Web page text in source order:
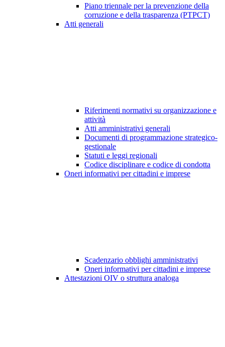
Piano triennale per la prevenzione della
corruzione e della trasparenza (PTPCT)
Atti generali
Riferimenti normativi su organizzazione e
attività
Atti amministrativi generali
Documenti di programmazione strategico-
gestionale
Statuti e leggi regionali
Codice disciplinare e codice di condotta
Oneri informativi per cittadini e imprese
Scadenzario obblighi amministrativi
Oneri informativi per cittadini e imprese
Attestazioni OIV o struttura analoga